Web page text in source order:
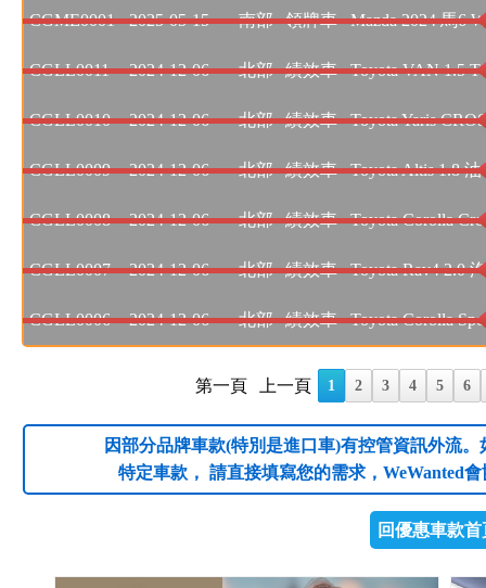
CGME0001 2025-05-15 南部 領牌車 Mazda 2024 馬6
CGLL0011 2024-12-06 北部 績效車 Toyota VAN 1.5
CGLL0010 2024-12-06 北部 績效車 Toyota Yaris
CGLL0009 2024-12-06 北部 績效車 Toyota Altis 1.8
CGLL0008 2024-12-06 北部 績效車 Toyota Corolla
CGLL0007 2024-12-06 北部 績效車 Toyota Rav4 2.0
CGLL0006 2024-12-06 北部 績效車 Toyota Corolla
第一頁 上一頁 1 2 3 4 5 6
因部分品牌車款(特別是進口車)有控管資訊外流
特定車款， 請直接填寫您的需求，WeWanted
回優惠車款首